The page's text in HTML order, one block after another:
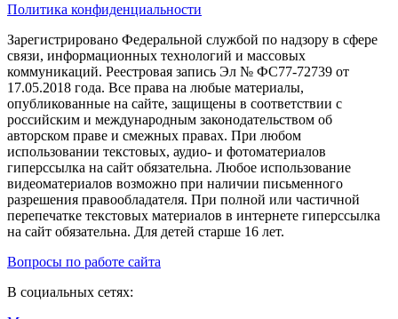
Политика конфиденциальности
Зарегистрировано Федеральной службой по надзору в сфере
связи, информационных технологий и массовых
коммуникаций. Реестровая запись Эл № ФС77-72739 от
17.05.2018 года. Все права на любые материалы,
опубликованные на сайте, защищены в соответствии с
российским и международным законодательством об
авторском праве и смежных правах. При любом
использовании текстовых, аудио- и фотоматериалов
гиперссылка на сайт обязательна. Любое использование
видеоматериалов возможно при наличии письменного
разрешения правообладателя. При полной или частичной
перепечатке текстовых материалов в интернете гиперссылка
на сайт обязательна. Для детей старше 16 лет.
Вопросы по работе сайта
В социальных сетях: